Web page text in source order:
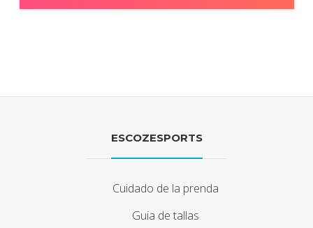
ESCOZESPORTS
Cuidado de la prenda
Guia de tallas